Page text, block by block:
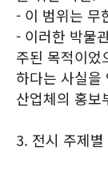
- 이 범위는 무
- 이러한 박물
주된 목적이었
하다는 사실을
산업체의 홍보
3. 전시 주제별